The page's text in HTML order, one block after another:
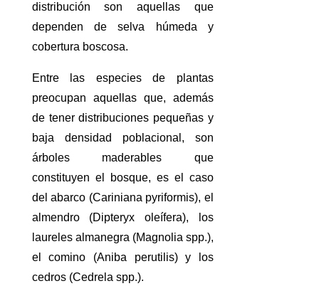
distribución son aquellas que
dependen de selva húmeda y
cobertura boscosa.
Entre las especies de plantas
preocupan aquellas que, además
de tener distribuciones pequeñas y
baja densidad poblacional, son
árboles maderables que
constituyen el bosque, es el caso
del abarco (Cariniana pyriformis), el
almendro (Dipteryx oleífera), los
laureles almanegra (Magnolia spp.),
el comino (Aniba perutilis) y los
cedros (Cedrela spp.).